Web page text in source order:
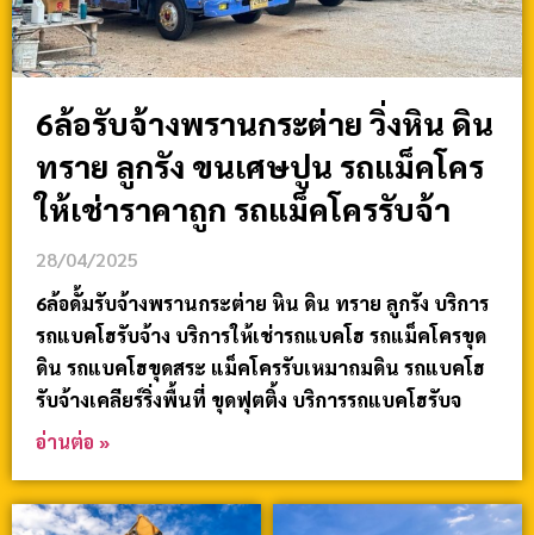
6ล้อรับจ้างพรานกระต่าย วิ่งหิน ดิน
ทราย ลูกรัง ขนเศษปูน รถแม็คโคร
ให้เช่าราคาถูก รถแม็คโครรับจ้า
28/04/2025
6ล้อดั้มรับจ้างพรานกระต่าย หิน ดิน ทราย ลูกรัง บริการ
รถแบคโฮรับจ้าง บริการให้เช่ารถแบคโฮ รถแม็คโครขุด
ดิน รถแบคโฮขุดสระ แม็คโครรับเหมาถมดิน รถแบคโฮ
รับจ้างเคลียร์ริ่งพื้นที่ ขุดฟุตติ้ง บริการรถแบคโฮรับจ
อ่านต่อ »